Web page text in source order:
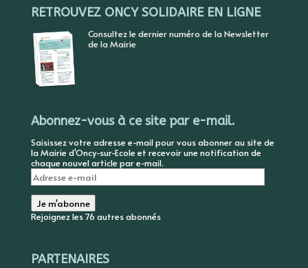
RETROUVEZ ONCY SOLIDAIRE EN LIGNE
Consultez le dernier numéro de la Newsletter
de la Mairie
Abonnez-vous à ce site par e-mail.
Saisissez votre adresse e-mail pour vous abonner au site de
la Mairie d'Oncy-sur-Ecole et recevoir une notification de
chaque nouvel article par e-mail.
Adresse
e-
mail
Je m'abonne
Rejoignez les 76 autres abonnés
PARTENAIRES